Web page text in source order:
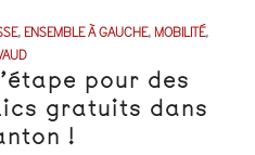
,ENSEMBLE À GAUCHE, MOBILITÉ,
pour des
gratuits dans
!